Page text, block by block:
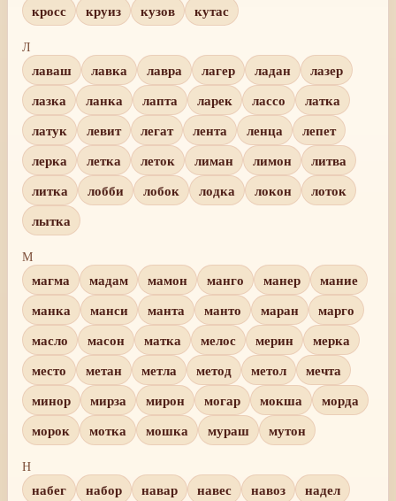
кросс
круиз кузов кутас
Л
лаваш лавка лавра лагер ладан
лазер
лазка
ланка лапта ларек лассо
латка
латук
левит легат лента ленца
лепет
лерка
летка леток лиман лимон
литва
литка
лобби лобок лодка локон
лоток
лытка
М
магма мадам мамон манго манер
мание
манка
манси манта манто маран
марго
масло
масон матка мелос мерин
мерка
место
метан метла метод метол
мечта
минор
мирза мирон могар мокша
морда
морок
мотка мошка мураш мутон
Н
набег набор навар навес навоз
надел